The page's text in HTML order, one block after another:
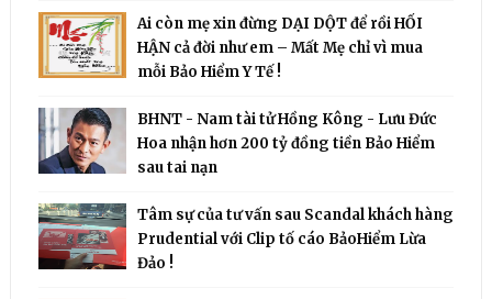
Ai còn mẹ xin đừng DẠI DỘT để rồi HỐI
HẬN cả đời như em – Mất Mẹ chỉ vì mua
mỗi Bảo Hiểm Y Tế !
BHNT - Nam tài tử Hồng Kông - Lưu Đức
Hoa nhận hơn 200 tỷ đồng tiền Bảo Hiểm
sau tai nạn
Tâm sự của tư vấn sau Scandal khách hàng
Prudential với Clip tố cáo BảoHiểm Lừa
Đảo !